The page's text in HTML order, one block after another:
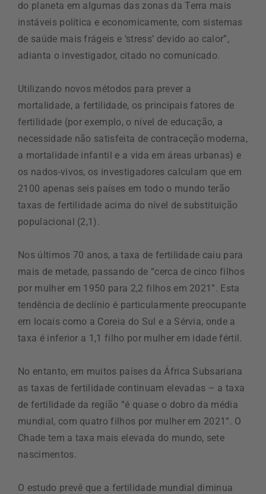
do planeta em algumas das zonas da Terra mais
instáveis política e economicamente, com sistemas
de saúde mais frágeis e ‘stress’ devido ao calor”,
adianta o investigador, citado no comunicado.
Utilizando novos métodos para prever a
mortalidade, a fertilidade, os principais fatores de
fertilidade (por exemplo, o nível de educação, a
necessidade não satisfeita de contraceção moderna,
a mortalidade infantil e a vida em áreas urbanas) e
os nados-vivos, os investigadores calculam que em
2100 apenas seis países em todo o mundo terão
taxas de fertilidade acima do nível de substituição
populacional (2,1).
Nos últimos 70 anos, a taxa de fertilidade caiu para
mais de metade, passando de “cerca de cinco filhos
por mulher em 1950 para 2,2 filhos em 2021”. Esta
tendência de declínio é particularmente preocupante
em locais como a Coreia do Sul e a Sérvia, onde a
taxa é inferior a 1,1 filho por mulher em idade fértil.
No entanto, em muitos países da África Subsariana
as taxas de fertilidade continuam elevadas – a taxa
de fertilidade da região “é quase o dobro da média
mundial, com quatro filhos por mulher em 2021”. O
Chade tem a taxa mais elevada do mundo, sete
nascimentos.
O estudo prevê que a fertilidade mundial diminua